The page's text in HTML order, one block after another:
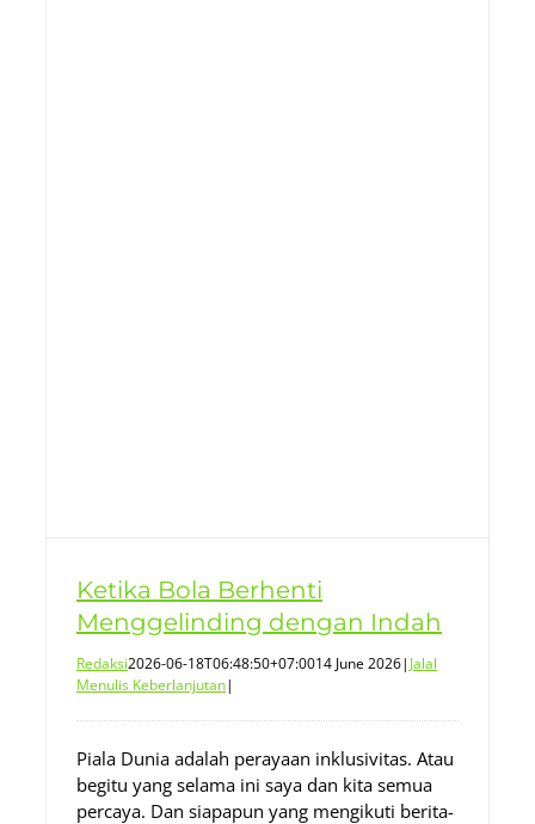
Ketika Bola Berhenti
Menggelinding dengan Indah
Redaksi2026-06-18T06:48:50+07:0014 June 2026| Jalal
Menulis Keberlanjutan|
Piala Dunia adalah perayaan inklusivitas. Atau
begitu yang selama ini saya dan kita semua
percaya. Dan siapapun yang mengikuti berita-